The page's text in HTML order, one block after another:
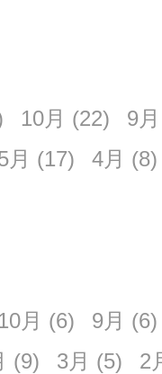
10月 (22) 9月
月 (17) 4月 (8)
10月 (6) 9月 (6)
(9) 3月 (5) 2